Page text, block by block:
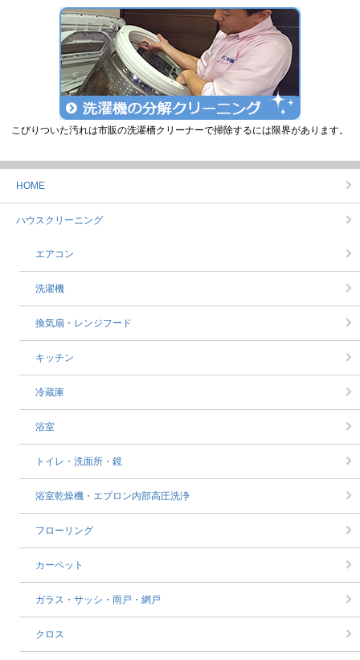
こびりついた汚れは市販の洗濯槽クリーナーで掃除するには限界があります。
HOME
ハウスクリーニング
エアコン
洗濯機
換気扇・レンジフード
キッチン
冷蔵庫
浴室
トイレ・洗面所・鏡
浴室乾燥機・エプロン内部高圧洗浄
フローリング
カーペット
ガラス・サッシ・雨戸・網戸
クロス